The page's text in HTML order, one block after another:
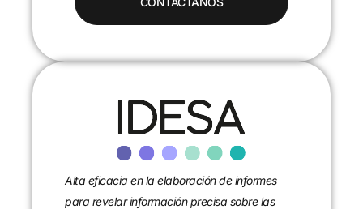
Alta eficacia en la elaboración de informes
para revelar información precisa sobre las